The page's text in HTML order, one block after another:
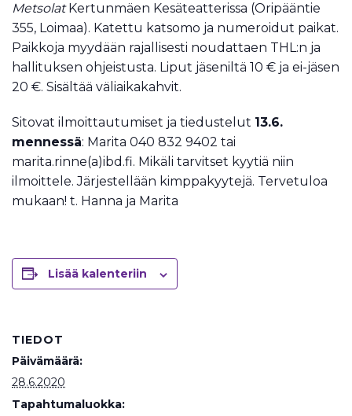
MetsolatKertunmäen Kesäteatterissa (Oripääntie
355, Loimaa). Katettu katsomo ja numeroidut paikat.
Paikkoja myydään rajallisesti noudattaen THL:n ja
hallituksen ohjeistusta. Liput jäseniltä 10 € ja ei-jäsen
20 €. Sisältää väliaikakahvit.
Sitovat ilmoittautumiset ja tiedustelut 13.6.
mennessä: Marita 040 832 9402 tai
marita.rinne(a)ibd.fi. Mikäli tarvitset kyytiä niin
ilmoittele. Järjestellään kimppakyytejä. Tervetuloa
mukaan! t. Hanna ja Marita
Lisää kalenteriin
TIEDOT
Päivämäärä:
28.6.2020
Tapahtumaluokka: